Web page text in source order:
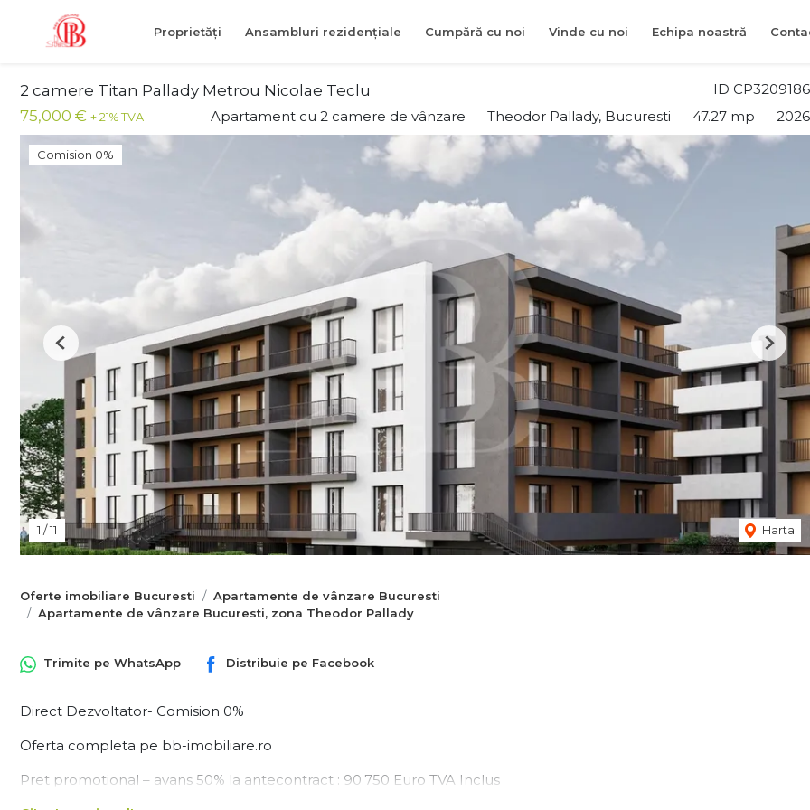
Proprietăți Ansambluri rezidențiale Cumpără cu noi Vinde cu noi Echipa noastră
ID CP3209186
2 camere Titan Pallady Metrou Nicolae Teclu
75,000 € + 21% TVA Apartament cu 2 camere de vânzare Theodor Pallady, Bucuresti 47.27 mp 2026
Comision 0%
1 /11 Harta
Previous Next
Oferte imobiliare Bucuresti
Apartamente de vânzare Bucuresti
Apartamente de vânzare Bucuresti, zona Theodor Pallady
Trimite pe WhatsApp Distribuie pe Facebook
Direct Dezvoltator- Comision 0%
Oferta completa pe bb-imobiliare.ro
Pret promotional – avans 50% la antecontract : 90.750 Euro TVA Inclus